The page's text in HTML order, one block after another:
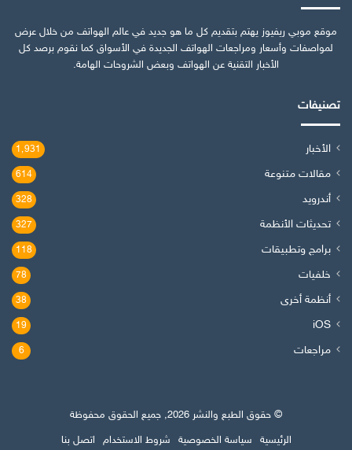
موقع موبي ريفيوز يهتم بتقديم كل ما هو جديد في عالم الهواتف من خلال عرض
لمواصفات وأسعار ومراجعات الهواتف الجديدة في الأسواق كما نقوم برصد كل
الأخبار التقنية عن الهواتف وبعض الشروحات الهامة.
تصنيفات
الأخبار 1٬931
مقالات متنوعة 614
أندرويد 328
تحديثات الأنظمة 327
برامج وتطبيقات 118
خلفيات 78
أنظمة أخرى 38
iOS
19
مراجعات 6
© حقوق الطبع والنشر 2026, جميع الحقوق محفوظة
الرئيسية
سياسة الخصوصية شروط الاستخدام اتصل بنا